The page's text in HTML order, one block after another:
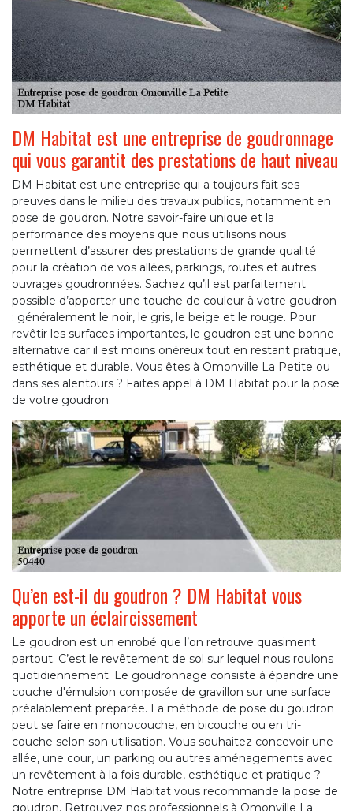
DM Habitat est une entreprise de goudronnage
qui vous garantit des prestations de haut niveau
DM Habitat est une entreprise qui a toujours fait ses
preuves dans le milieu des travaux publics, notamment en
pose de goudron. Notre savoir-faire unique et la
performance des moyens que nous utilisons nous
permettent d’assurer des prestations de grande qualité
pour la création de vos allées, parkings, routes et autres
ouvrages goudronnées. Sachez qu’il est parfaitement
possible d’apporter une touche de couleur à votre goudron
: généralement le noir, le gris, le beige et le rouge. Pour
revêtir les surfaces importantes, le goudron est une bonne
alternative car il est moins onéreux tout en restant pratique,
esthétique et durable. Vous êtes à Omonville La Petite ou
dans ses alentours ? Faites appel à DM Habitat pour la pose
de votre goudron.
Qu’en est-il du goudron ? DM Habitat vous
apporte un éclaircissement
Le goudron est un enrobé que l’on retrouve quasiment
partout. C’est le revêtement de sol sur lequel nous roulons
quotidiennement. Le goudronnage consiste à épandre une
couche d'émulsion composée de gravillon sur une surface
préalablement préparée. La méthode de pose du goudron
peut se faire en monocouche, en bicouche ou en tri-
couche selon son utilisation. Vous souhaitez concevoir une
allée, une cour, un parking ou autres aménagements avec
un revêtement à la fois durable, esthétique et pratique ?
Notre entreprise DM Habitat vous recommande la pose de
goudron. Retrouvez nos professionnels à Omonville La